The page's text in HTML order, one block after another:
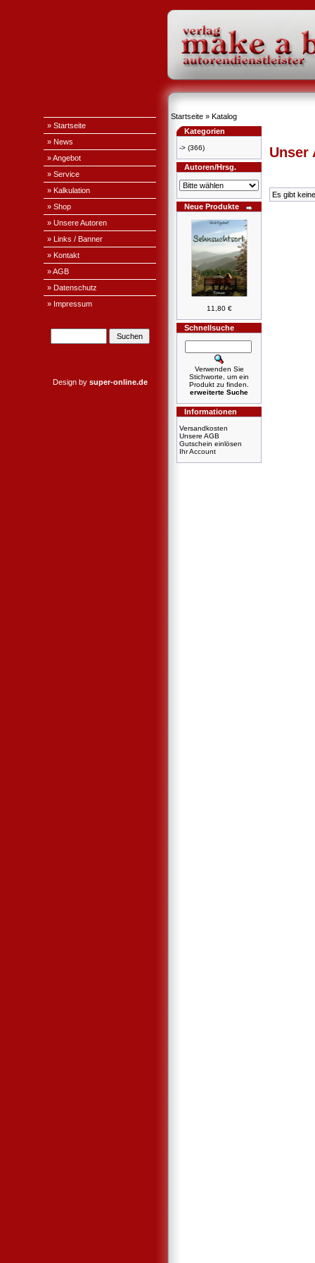
» Startseite
» News
» Angebot
» Service
» Kalkulation
» Shop
» Unsere Autoren
» Links / Banner
» Kontakt
» AGB
» Datenschutz
» Impressum
Design by super-online.de
Startseite » Katalog
Kategorien
-> (366)
Autoren/Hrsg.
Neue Produkte
11,80 €
Schnellsuche
Verwenden Sie
Stichworte, um ein
Produkt zu finden.
erweiterte Suche
Informationen
Versandkosten
Unsere AGB
Gutschein einlösen
Ihr Account
Unser
Es gibt